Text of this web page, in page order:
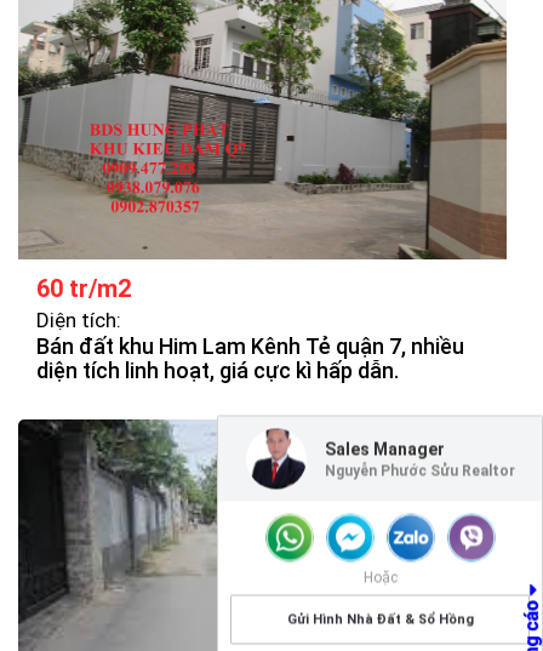
Sales Manager
Nguyễn Phước Sửu Realtor
Hoặc
Gửi Hình Nhà Đất & Sổ Hồng
60 tr/m2
Diện tích:
Bán đất khu Him Lam Kênh Tẻ quận 7, nhiều
diện tích linh hoạt, giá cực kì hấp dẫn.